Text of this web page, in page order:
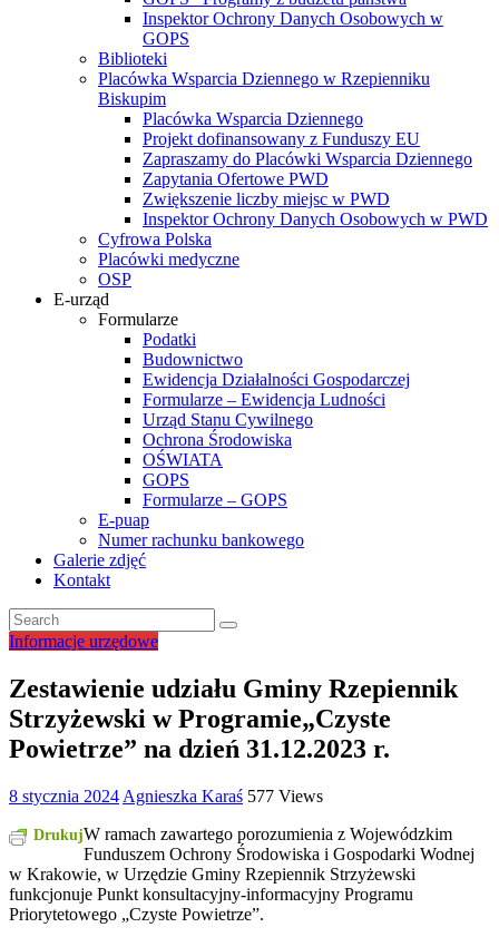
Inspektor Ochrony Danych Osobowych w
GOPS
Biblioteki
Placówka Wsparcia Dziennego w Rzepienniku
Biskupim
Placówka Wsparcia Dziennego
Projekt dofinansowany z Funduszy EU
Zapraszamy do Placówki Wsparcia Dziennego
Zapytania Ofertowe PWD
Zwiększenie liczby miejsc w PWD
Inspektor Ochrony Danych Osobowych w PWD
Cyfrowa Polska
Placówki medyczne
OSP
E-urząd
Formularze
Podatki
Budownictwo
Ewidencja Działalności Gospodarczej
Formularze – Ewidencja Ludności
Urząd Stanu Cywilnego
Ochrona Środowiska
OŚWIATA
GOPS
Formularze – GOPS
E-puap
Numer rachunku bankowego
Galerie zdjęć
Kontakt
Informacje urzędowe
Zestawienie udziału Gminy Rzepiennik
Strzyżewski w Programie„Czyste
Powietrze” na dzień 31.12.2023 r.
8 stycznia 2024 Agnieszka Karaś 577 Views
DrukujW ramach zawartego porozumienia z Wojewódzkim
Funduszem Ochrony Środowiska i Gospodarki Wodnej
w Krakowie, w Urzędzie Gminy Rzepiennik Strzyżewski
funkcjonuje Punkt konsultacyjny-informacyjny Programu
Priorytetowego „Czyste Powietrze”.